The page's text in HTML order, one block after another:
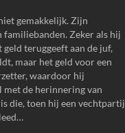
gemakkelijk. Zijn
Zeker als hij
teruggeeft aan de juf,
maar het geld voor een
waardoor hij
de herinnering van
die, toen hij een vechtpartij